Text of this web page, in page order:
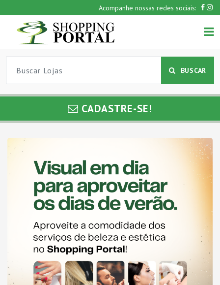
Acompanhe nossas redes sociais:
BUSCAR
CADASTRE-SE!